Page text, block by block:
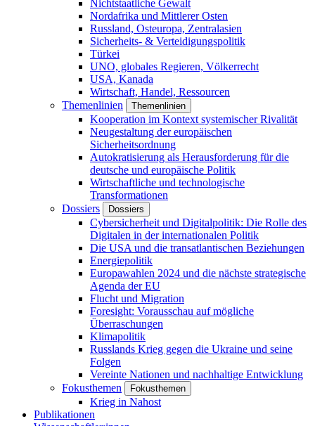
Nichtstaatliche Gewalt
Nordafrika und Mittlerer Osten
Russland, Osteuropa, Zentralasien
Sicherheits- & Verteidigungspolitik
Türkei
UNO, globales Regieren, Völkerrecht
USA, Kanada
Wirtschaft, Handel, Ressourcen
Themenlinien
Themenlinien
Kooperation im Kontext systemischer Rivalität
Neugestaltung der europäischen
Sicherheitsordnung
Autokratisierung als Herausforderung für die
deutsche und europäische Politik
Wirtschaftliche und technologische
Transformationen
Dossiers
Dossiers
Cybersicherheit und Digitalpolitik: Die Rolle des
Digitalen in der internationalen Politik
Die USA und die transatlantischen Beziehungen
Energiepolitik
Europawahlen 2024 und die nächste strategische
Agenda der EU
Flucht und Migration
Foresight: Vorausschau auf mögliche
Überraschungen
Klimapolitik
Russlands Krieg gegen die Ukraine und seine
Folgen
Vereinte Nationen und nachhaltige Entwicklung
Fokusthemen
Fokusthemen
Krieg in Nahost
Publikationen